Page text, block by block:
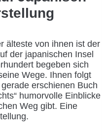
älteste von ihnen ist der
der japanischen Insel
begeben sich
Wege. Ihnen folgt
erschienen Buch
humorvolle Einblicke
Weg gibt. Eine